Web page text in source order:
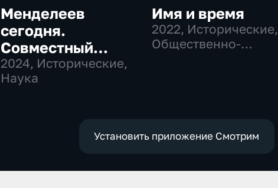
Менделеев
сегодня.
Совместный
проект с
Фестивалем
2024, Исторические,
Наука
Имя и время
2022, Исторические,
Общественно-
Установить приложение Смотрим